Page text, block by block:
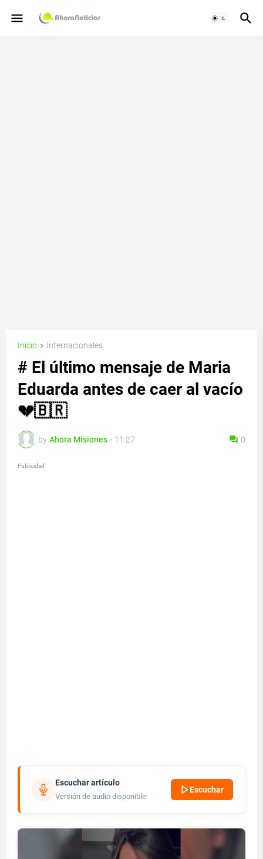
Inicio Internacionales
# El último mensaje de Maria
Eduarda antes de caer al vacío
💔🇧🇷
by Ahora Misiones - 11:27 0
Publicidad
Escuchar artículo
Versión de audio disponible
Escuchar